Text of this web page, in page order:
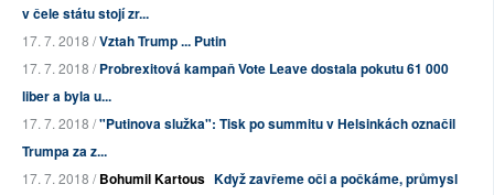
v čele státu stojí zr...
17. 7. 2018 /Vztah Trump ... Putin
17. 7. 2018 /Probrexitová kampaň Vote Leave dostala pokutu 61 000
liber a byla u...
17. 7. 2018 /"Putinova služka": Tisk po summitu v Helsinkách označil
Trumpa za z...
17. 7. 2018 /Bohumil Kartous Když zavřeme oči a počkáme, průmysl